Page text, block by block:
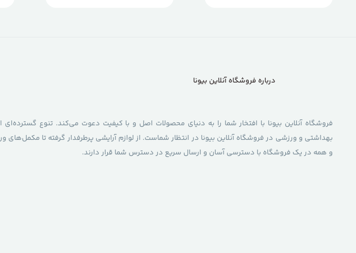
درباره فروشگاه آنلاین بیونا
فروشگاه آنلاین بیونا با افتخار شما را به دنیای محصولات اصل و با کیفیت دعوت می‌کند. تنوع گسترده‌ای
بهداشتی و ورزشی در فروشگاه آنلاین بیونا در انتظار شماست. از لوازم آرایشی پرطرفدار گرفته تا مکمل‌های
و همه در یک فروشگاه با دسترسی آسان و ارسال سریع در دسترس شما قرار دارند.